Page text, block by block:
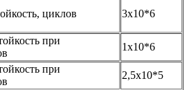
циклов 3х10*6
при
1х10*6
при
2,5х10*5